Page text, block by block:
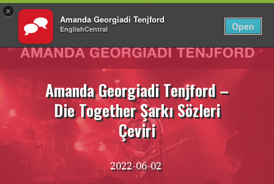
×
Amanda Georgiadi Tenjford
EnglishCentral Open
Giriş Yap TR
İçeriğe
Amanda Georgiadi Tenjford –
Die Together Şarkı Sözleri
Çeviri
2022-06-02